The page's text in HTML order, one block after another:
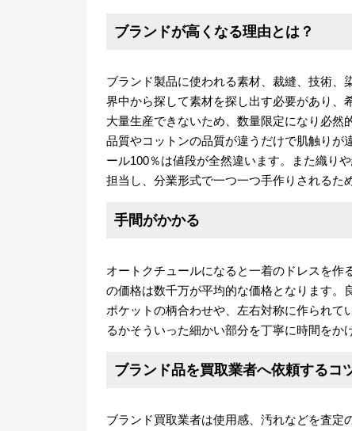
ブランドが高くなる理由とは？
ブランド製品に使われる素材、裁縫、技術
界中から探して素材を探し出す必要があり、
大量生産できないため、数量限定になり必然
品質やコットンの品質が違うだけで肌触りが
ール100％は値段が全然違います。また織り
担当し、分業形式で一つ一つ手作りされるた
手間がかかる
オートクチュールになると一着のドレスを
の価格は数千万が平均的な価格となります。
ポケットの柄合わせや、左右対称に作られ
るかそういった細かい部分を丁寧に時間をか
ブランド品を買取業者へ依頼するコ
ブランド買取業者は使用感、汚れなどを査定